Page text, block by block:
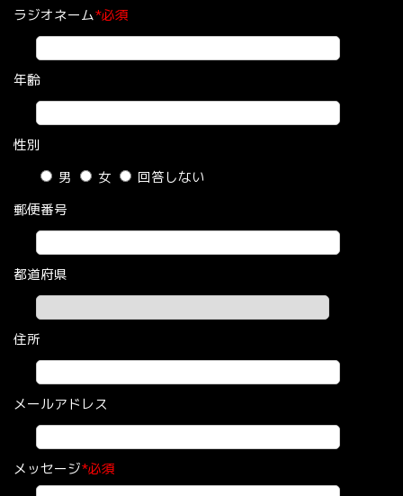
ラジオネーム
年齢
性別
男
女
回答しない
郵便番号
都道府県
住所
メールアドレス
メッセージ